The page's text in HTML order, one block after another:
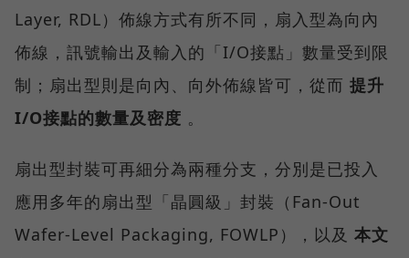
Layer, RDL）佈線方式有所不同，扇入型為向內
佈線，訊號輸出及輸入的「I/O接點」數量受到限
制；扇出型則是向內、向外佈線皆可，從而 提升
I/O接點的數量及密度 。
扇出型封裝可再細分為兩種分支，分別是已投入
應用多年的扇出型「晶圓級」封裝（Fan-Out
Wafer-Level Packaging, FOWLP），以及 本文